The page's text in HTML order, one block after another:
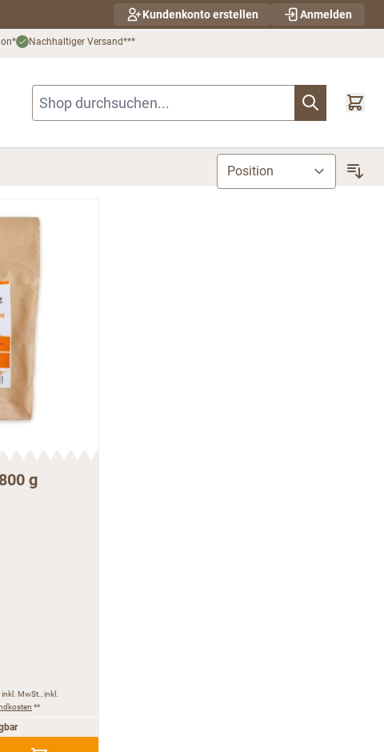
Kundenkonto erstellen Anmelden
Nachhaltiger Versand***
g
inkl. MwSt., inkl.
**